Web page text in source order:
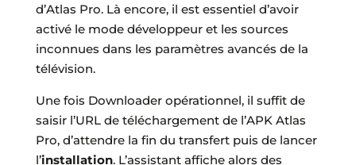
d’Atlas Pro. Là encore, il est essentiel d’avoir
activé le mode développeur et les sources
inconnues dans les paramètres avancés de la
télévision.
Une fois Downloader opérationnel, il suffit de
saisir l’URL de téléchargement de l’APK Atlas
Pro, d’attendre la fin du transfert puis de lancer
l’installation. L’assistant affiche alors des